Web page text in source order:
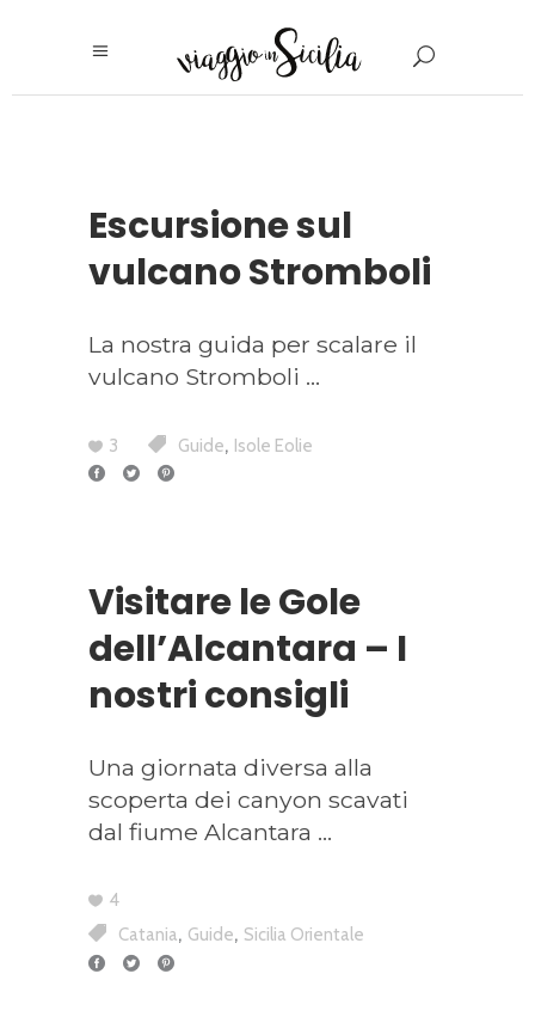
Escursione sul
vulcano Stromboli
La nostra guida per scalare il
vulcano Stromboli
3 Guide, Isole Eolie
Visitare le Gole
dell’Alcantara – I
nostri consigli
Una giornata diversa alla
scoperta dei canyon scavati
dal fiume Alcantara
4
Catania, Guide, Sicilia Orientale